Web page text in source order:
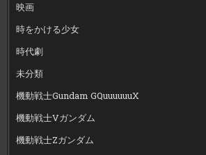
映画
時をかける少女
時代劇
未分類
機動戦士Gundam GQuuuuuuX
機動戦士Vガンダム
機動戦士Zガンダム